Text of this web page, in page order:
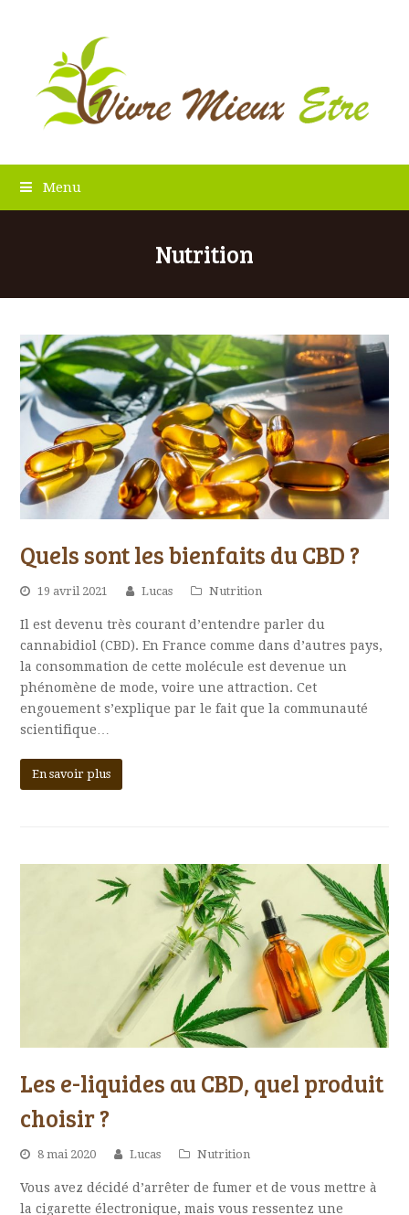
Menu
Nutrition
Quels sont les bienfaits du CBD ?
19 avril 2021 Lucas Nutrition
Il est devenu très courant d’entendre parler du
cannabidiol (CBD). En France comme dans d’autres pays,
la consommation de cette molécule est devenue un
phénomène de mode, voire une attraction. Cet
engouement s’explique par le fait que la communauté
scientifique…
En savoir plus
Les e-liquides au CBD, quel produit
choisir ?
8 mai 2020 Lucas Nutrition
Vous avez décidé d’arrêter de fumer et de vous mettre à
la cigarette électronique, mais vous ressentez une